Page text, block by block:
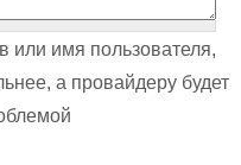
или имя пользователя,
а провайдеру будет